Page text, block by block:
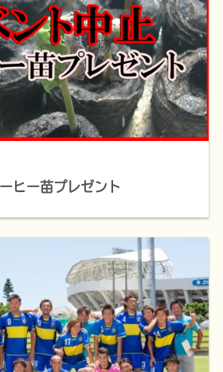
ヒー苗プレゼント